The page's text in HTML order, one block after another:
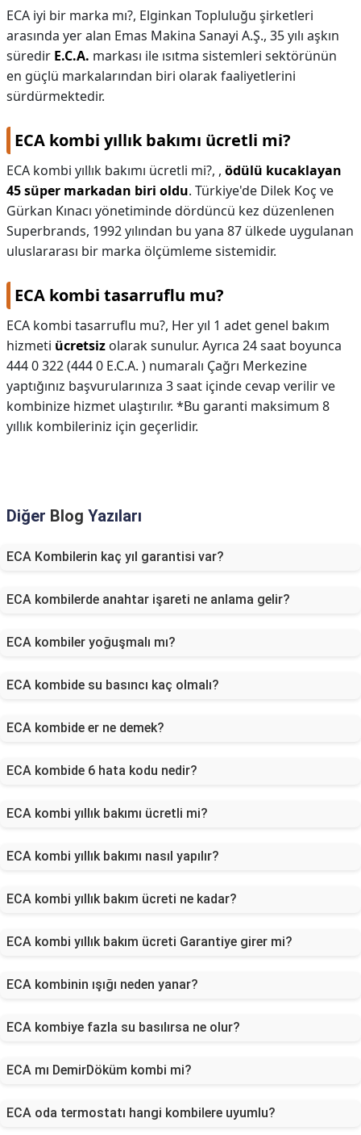
ECA iyi bir marka mı?, Elginkan Topluluğu şirketleri
arasında yer alan Emas Makina Sanayi A.Ş., 35 yılı aşkın
süredir E.C.A. markası ile ısıtma sistemleri sektörünün
en güçlü markalarından biri olarak faaliyetlerini
sürdürmektedir.
ECA kombi yıllık bakımı ücretli mi?
ECA kombi yıllık bakımı ücretli mi?, , ödülü kucaklayan
45 süper markadan biri oldu. Türkiye'de Dilek Koç ve
Gürkan Kınacı yönetiminde dördüncü kez düzenlenen
Superbrands, 1992 yılından bu yana 87 ülkede uygulanan
uluslararası bir marka ölçümleme sistemidir.
ECA kombi tasarruflu mu?
ECA kombi tasarruflu mu?, Her yıl 1 adet genel bakım
hizmeti ücretsiz olarak sunulur. Ayrıca 24 saat boyunca
444 0 322 (444 0 E.C.A. ) numaralı Çağrı Merkezine
yaptığınız başvurularınıza 3 saat içinde cevap verilir ve
kombinize hizmet ulaştırılır. *Bu garanti maksimum 8
yıllık kombileriniz için geçerlidir.
Diğer Blog Yazıları
ECA Kombilerin kaç yıl garantisi var?
ECA kombilerde anahtar işareti ne anlama gelir?
ECA kombiler yoğuşmalı mı?
ECA kombide su basıncı kaç olmalı?
ECA kombide er ne demek?
ECA kombide 6 hata kodu nedir?
ECA kombi yıllık bakımı ücretli mi?
ECA kombi yıllık bakımı nasıl yapılır?
ECA kombi yıllık bakım ücreti ne kadar?
ECA kombi yıllık bakım ücreti Garantiye girer mi?
ECA kombinin ışığı neden yanar?
ECA kombiye fazla su basılırsa ne olur?
ECA mı DemirDöküm kombi mi?
ECA oda termostatı hangi kombilere uyumlu?